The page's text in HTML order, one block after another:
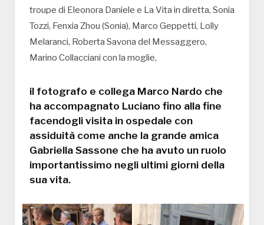
troupe di Eleonora Daniele e La Vita in diretta, Sonia
Tozzi, Fenxia Zhou (Sonia), Marco Geppetti, Lolly
Melaranci, Roberta Savona del Messaggero,
Marino Collacciani con la moglie,
il fotografo e collega Marco Nardo che
ha accompagnato Luciano fino alla fine
facendogli visita in ospedale con
assiduità come anche la grande amica
Gabriella Sassone che ha avuto un ruolo
importantissimo negli ultimi giorni della
sua vita.